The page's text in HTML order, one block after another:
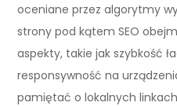
oceniane przez algorytmy
strony pod kątem SEO
aspekty, takie jak szybkość
responsywność na
pamiętać o lokalnych